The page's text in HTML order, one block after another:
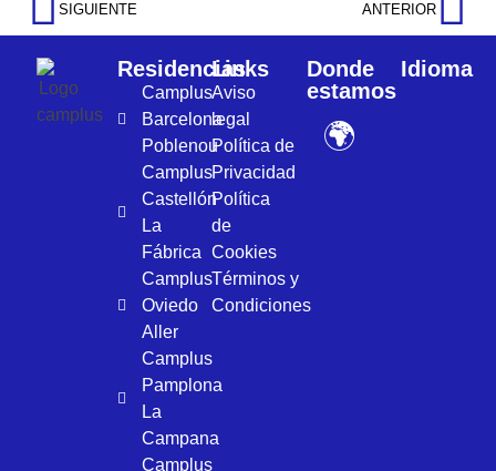
SIGUIENTE ANTERIOR
Residencias
Camplus
Barcelona
Poblenou
Camplus
Castellón
La
Fábrica
Camplus
Oviedo
Aller
Camplus
Pamplona
La
Campana
Camplus
Links
Aviso
legal
Política de
Privacidad
Política
de
Cookies
Términos y
Condiciones
Donde
estamos
🌍
Idioma